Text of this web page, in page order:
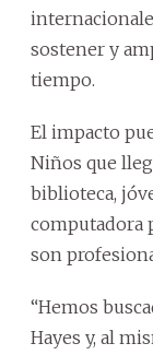
sostener y
tiempo.
El impacto
Niños que
biblioteca,
computadora
son
“Hemos
Hayes y, al